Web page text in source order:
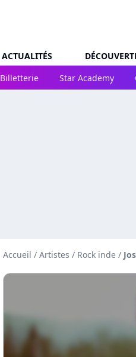
ACTUALITÉS
Billetterie
Star Academy
Accueil / Artistes / Rock inde /